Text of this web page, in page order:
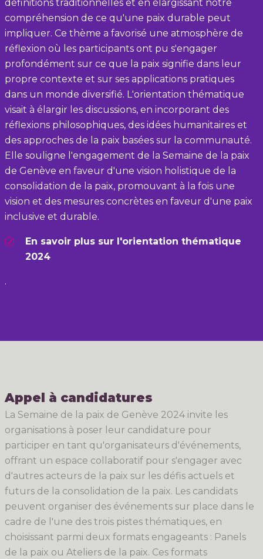
définitions traditionnelles et en élargissant notre
compréhension de ce qu'une paix durable peut
impliquer. Ce thème a favorisé une atmosphère de
réflexion où les participants ont pu s'engager
profondément sur ce que la paix signifie dans leur
propre contexte et sur ses applications pratiques
dans un monde diversifié. L'orientation thématique
visait à élargir les discussions, en incorporant des
réflexions philosophiques, des idées humanitaires et
des approches de la paix basées sur la communauté.
Elle souligne l'engagement de la Semaine de la paix
de Genève en faveur d'une vision holistique de la
consolidation de la paix, promouvant à la fois une
vision et des mesures concrètes en faveur d'une paix
inclusive et durable.
En savoir plus sur l'orientation thématique
2024
.
Appel à candidatures
La Semaine de la paix de Genève 2024 invite les
organisations à poser leur candidature pour
participer en tant qu'organisateurs d'événements,
offrant un espace collaboratif pour s'engager avec
d'autres acteurs de la paix sur les défis actuels et
futurs de la consolidation de la paix. Les candidats
peuvent organiser des événements sur place dans le
cadre de l'une des trois pistes thématiques, en
choisissant parmi deux formats engageants : Panels
de la paix ou Ateliers de la paix. Ces formats